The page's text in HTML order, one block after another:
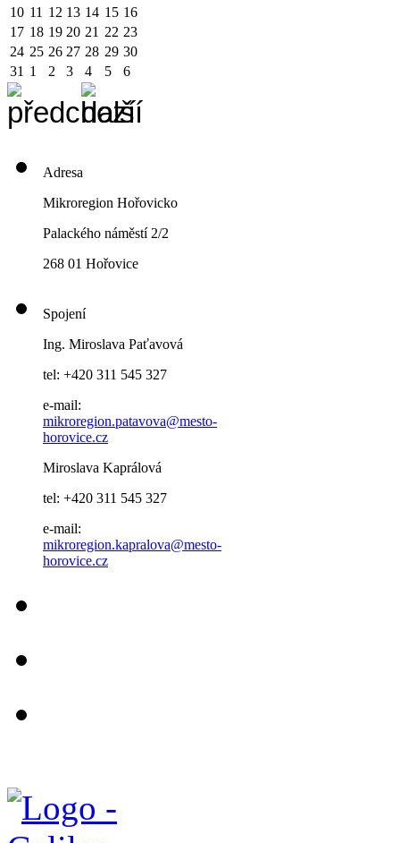
10 11 12 13 14 15 16
17 18 19 20 21 22 23
24 25 26 27 28 29 30
31 1 2 3 4 5 6
Adresa
Mikroregion Hořovicko
Palackého náměstí 2/2
268 01 Hořovice
Spojení
Ing. Miroslava Paťavová
tel: +420 311 545 327
e-mail:
mikroregion.patavova@mesto-
horovice.cz
Miroslava Kaprálová
tel: +420 311 545 327
e-mail:
mikroregion.kapralova@mesto-
horovice.cz